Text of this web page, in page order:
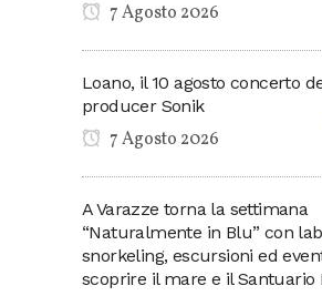
7 Agosto 2026
Loano, il 10 agosto concerto
producer Sonik
7 Agosto 2026
A Varazze torna la settimana
“Naturalmente in Blu” con
snorkeling, escursioni ed
scoprire il mare e il Santuario